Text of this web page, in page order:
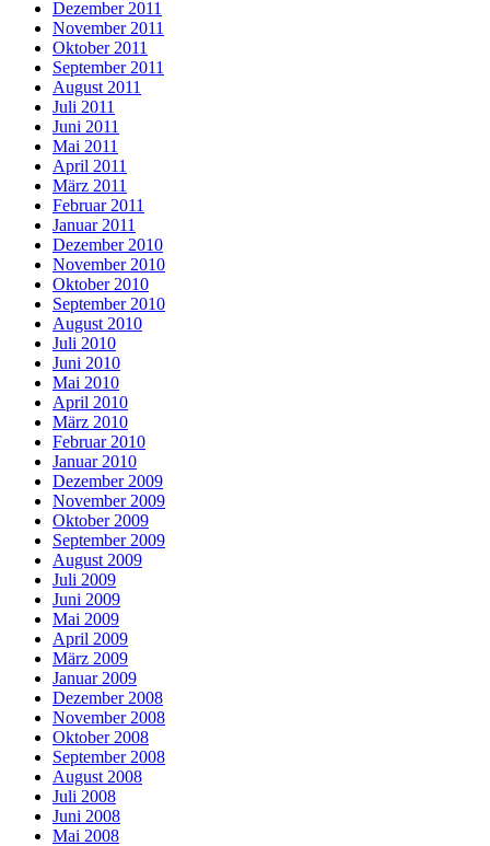
Dezember 2011
November 2011
Oktober 2011
September 2011
August 2011
Juli 2011
Juni 2011
Mai 2011
April 2011
März 2011
Februar 2011
Januar 2011
Dezember 2010
November 2010
Oktober 2010
September 2010
August 2010
Juli 2010
Juni 2010
Mai 2010
April 2010
März 2010
Februar 2010
Januar 2010
Dezember 2009
November 2009
Oktober 2009
September 2009
August 2009
Juli 2009
Juni 2009
Mai 2009
April 2009
März 2009
Januar 2009
Dezember 2008
November 2008
Oktober 2008
September 2008
August 2008
Juli 2008
Juni 2008
Mai 2008